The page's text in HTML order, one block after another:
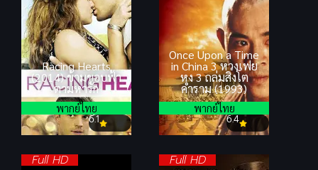
Racing Hearts
(2014) ข้ามขอบฟ้า
ตามหารัก
6.1
พากย์ไทย
Once Upon a Time
in China 3 หวงเฟย
หง 3 ถล่มสิงโต
คำราม (1993)
6.4
พากย์ไทย
Full HD Full HD